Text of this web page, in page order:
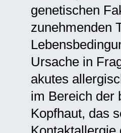
genetischen
zunehmenden
Ursache in
akutes
im Bereich der
Kopfhaut, das